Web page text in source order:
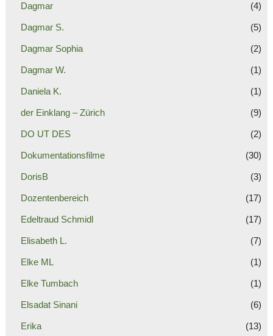
Dagmar (4)
Dagmar S. (5)
Dagmar Sophia (2)
Dagmar W. (1)
Daniela K. (1)
der Einklang – Zürich (9)
DO UT DES (2)
Dokumentationsfilme (30)
DorisB (3)
Dozentenbereich (17)
Edeltraud Schmidl (17)
Elisabeth L. (7)
Elke ML (1)
Elke Tumbach (1)
Elsadat Sinani (6)
Erika (13)